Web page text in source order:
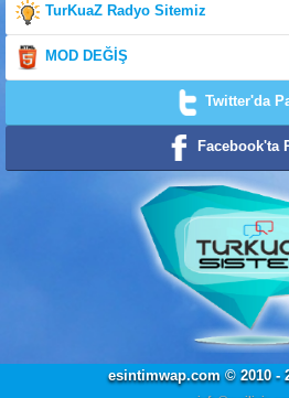
TurKuaZ Radyo Sitemiz
MOD DEĞİŞ
Twitter'da
Facebook'ta
esintimwap.com © 2010 -